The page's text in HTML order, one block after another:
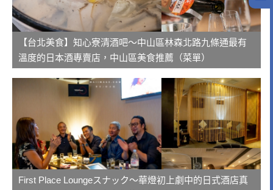
【台北美食】知心寮清酒吧～中山區林森北路九條通最有
溫度的日本酒專賣店，中山區美食推薦（菜單）
First Place Loungeスナック～華燈初上劇中的日式酒店真